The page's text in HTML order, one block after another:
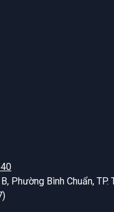
Phường Bình Chuẩn, TP.